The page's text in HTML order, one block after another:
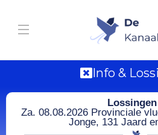
Info &
Za. 08.08.2026 Provinciale
Jonge, 131 Jaard